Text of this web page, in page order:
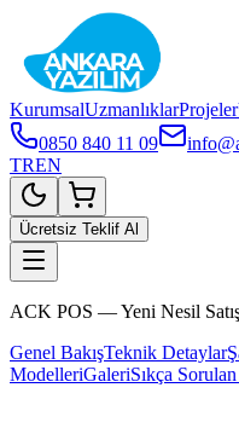
KurumsalUzmanlıklarProjeler
0850 840 11 09
TREN
Ücretsiz Teklif Al
ACK POS — Yeni Nesil Satış
Genel BakışTeknik Detaylar
ModelleriGaleriSıkça